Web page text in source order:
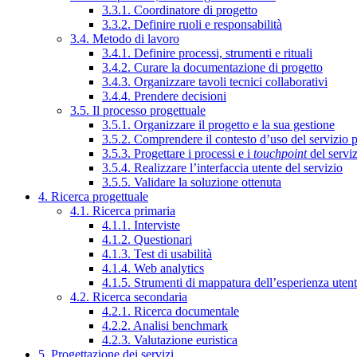
3.3.1. Coordinatore di progetto
3.3.2. Definire ruoli e responsabilità
3.4. Metodo di lavoro
3.4.1. Definire processi, strumenti e rituali
3.4.2. Curare la documentazione di progetto
3.4.3. Organizzare tavoli tecnici collaborativi
3.4.4. Prendere decisioni
3.5. Il processo progettuale
3.5.1. Organizzare il progetto e la sua gestione
3.5.2. Comprendere il contesto d’uso del servizio
3.5.3. Progettare i processi e i touchpointdel
3.5.4. Realizzare l’interfaccia utente del servizio
3.5.5. Validare la soluzione ottenuta
4. Ricerca progettuale
4.1. Ricerca primaria
4.1.1. Interviste
4.1.2. Questionari
4.1.3. Test di usabilità
4.1.4. Web analytics
4.1.5. Strumenti di mappatura dell’esperienza
4.2. Ricerca secondaria
4.2.1. Ricerca documentale
4.2.2. Analisi benchmark
4.2.3. Valutazione euristica
5. Progettazione dei servizi